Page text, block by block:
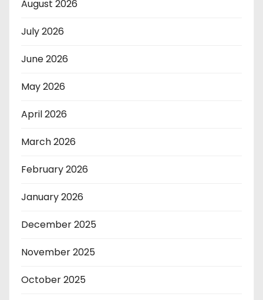
August 2026
July 2026
June 2026
May 2026
April 2026
March 2026
February 2026
January 2026
December 2025
November 2025
October 2025